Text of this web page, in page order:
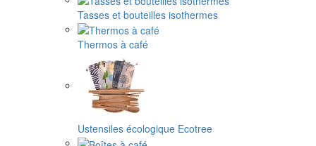
Tasses et bouteilles isothermes
Thermos à café
Ustensiles écologique Ecotree